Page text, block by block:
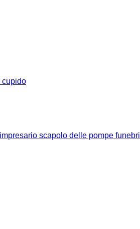
cupido
scapolo delle pompe funebri